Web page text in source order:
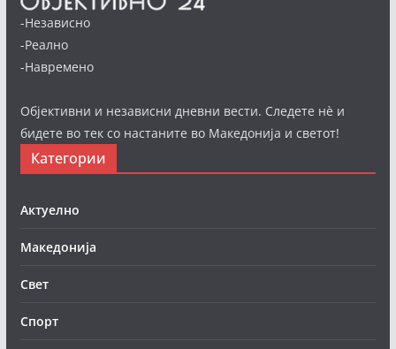
-Независно
-Реално
-Навремено
Објективни и независни дневни вести. Следете нè и
бидете во тек со настаните во Македонија и светот!
Категории
Актуелно
Македонија
Свет
Спорт